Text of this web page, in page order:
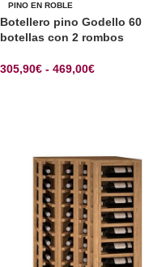
PINO EN ROBLE
Botellero pino Godello 60
botellas con 2 rombos
305,90€ - 469,00€